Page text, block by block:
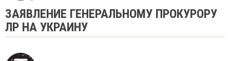
ЗАЯВЛЕНИЕ ГЕНЕРАЛЬНОМУ ПРОКУРОРУ
ЛР НА УКРАИНУ